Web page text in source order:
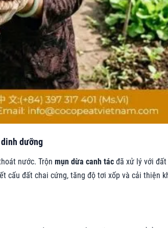
dưỡng
nước. Trộn mụn dừa canh tác đã xử lý với đất
cấu đất chai cứng, tăng độ tơi xốp và cải thiện